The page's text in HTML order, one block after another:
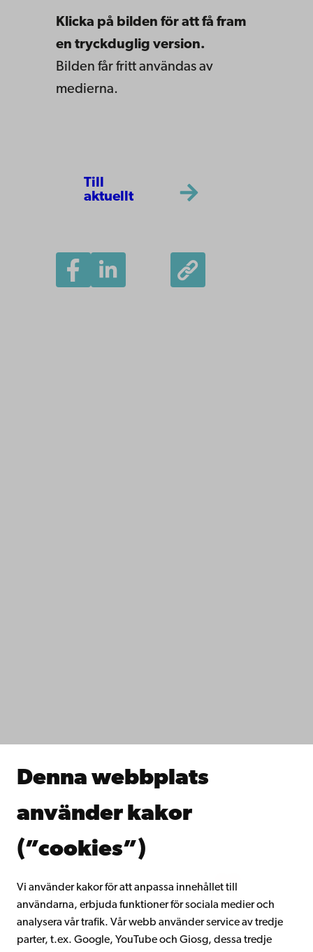
Denna webbplats
använder kakor
(”cookies”)
Vi använder kakor för att anpassa innehållet till
användarna, erbjuda funktioner för sociala medier och
analysera vår trafik. Vår webb använder service av tredje
parter, t.ex. Google, YouTube och Giosg, dessa tredje
Klicka på bilden för att få fram
en tryckduglig version.
Bilden får fritt användas av
medierna.
Till
aktuellt
Samarbeta med oss
Kontinuerligt lärande
Gå med i Åbo Akademis alumnnätverk
Intranätet
Facebook InstagramYouTube LinkedIn Blog Snapchat